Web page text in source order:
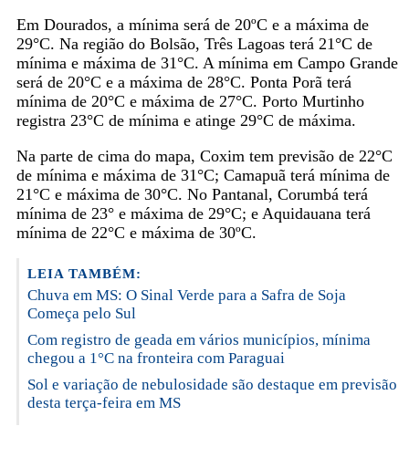
Em Dourados, a mínima será de 20ºC e a máxima de
29°C. Na região do Bolsão, Três Lagoas terá 21°C de
mínima e máxima de 31°C. A mínima em Campo Grande
será de 20°C e a máxima de 28°C. Ponta Porã terá
mínima de 20°C e máxima de 27°C. Porto Murtinho
registra 23°C de mínima e atinge 29°C de máxima.
Na parte de cima do mapa, Coxim tem previsão de 22°C
de mínima e máxima de 31°C; Camapuã terá mínima de
21°C e máxima de 30°C. No Pantanal, Corumbá terá
mínima de 23° e máxima de 29°C; e Aquidauana terá
mínima de 22°C e máxima de 30ºC.
LEIA TAMBÉM:
Chuva em MS: O Sinal Verde para a Safra de Soja
Começa pelo Sul
Com registro de geada em vários municípios, mínima
chegou a 1°C na fronteira com Paraguai
Sol e variação de nebulosidade são destaque em previsão
desta terça-feira em MS